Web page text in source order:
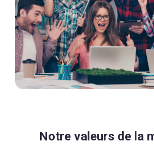
Notre valeurs de la